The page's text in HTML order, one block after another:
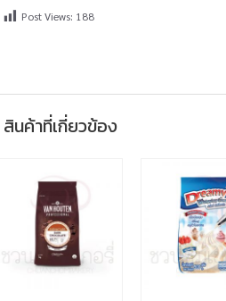
Post Views: 188
สินค้าที่เกี่ยวข้อง